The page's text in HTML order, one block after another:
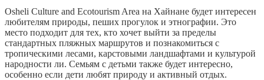
Osheli Culture and Ecotourism Area на Хайнане будет интересен
любителям природы, пеших прогулок и этнографии. Это
место подходит для тех, кто хочет выйти за пределы
стандартных пляжных маршрутов и познакомиться с
тропическими лесами, карстовыми ландшафтами и культурой
народности ли. Семьям с детьми также будет интересно,
особенно если дети любят природу и активный отдых.